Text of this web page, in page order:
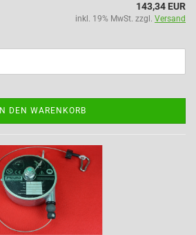
143,34 EUR
inkl. 19% MwSt. zzgl. Versand
IN DEN WARENKORB